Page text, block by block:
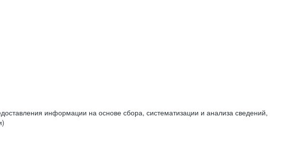
информации на основе сбора, систематизации и анализа сведений,